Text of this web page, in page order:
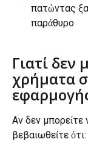
πατώντας
παράθυρο
Γιατί
χρήματα
Αν δεν
βεβαιωθείτε ότι: